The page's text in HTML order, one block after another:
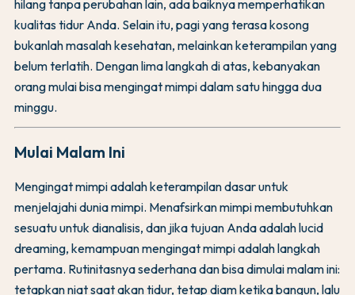
hilang tanpa perubahan lain, ada baiknya memperhatikan
kualitas tidur Anda. Selain itu, pagi yang terasa kosong
bukanlah masalah kesehatan, melainkan keterampilan yang
belum terlatih. Dengan lima langkah di atas, kebanyakan
orang mulai bisa mengingat mimpi dalam satu hingga dua
minggu.
Mulai Malam Ini
Mengingat mimpi adalah keterampilan dasar untuk
menjelajahi dunia mimpi. Menafsirkan mimpi membutuhkan
sesuatu untuk dianalisis, dan jika tujuan Anda adalah lucid
dreaming, kemampuan mengingat mimpi adalah langkah
pertama. Rutinitasnya sederhana dan bisa dimulai malam ini:
tetapkan niat saat akan tidur, tetap diam ketika bangun, lalu